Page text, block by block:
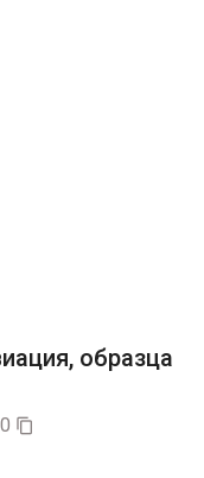
образца
